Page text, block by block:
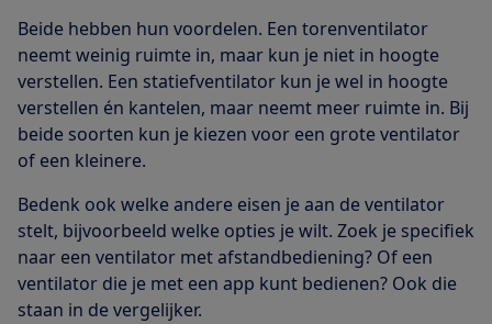
Beide hebben hun voordelen. Een torenventilator
neemt weinig ruimte in, maar kun je niet in hoogte
verstellen. Een statiefventilator kun je wel in hoogte
verstellen én kantelen, maar neemt meer ruimte in. Bij
beide soorten kun je kiezen voor een grote ventilator
of een kleinere.
Bedenk ook welke andere eisen je aan de ventilator
stelt, bijvoorbeeld welke opties je wilt. Zoek je specifiek
naar een ventilator met afstandbediening? Of een
ventilator die je met een app kunt bedienen? Ook die
staan in de vergelijker.